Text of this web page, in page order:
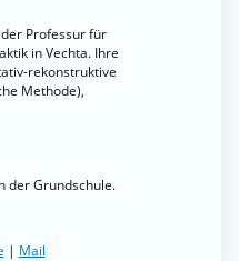
Professur für
in Vechta. Ihre
rekonstruktive
Methode),
der Grundschule.
| Mail